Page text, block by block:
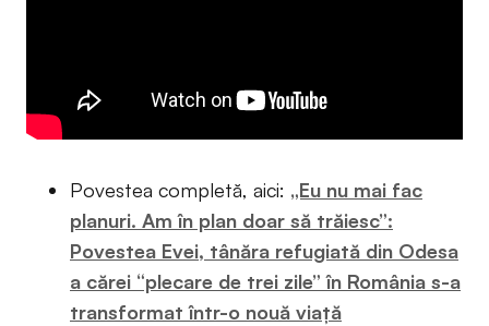
Povestea completă, aici: „Eu nu mai fac
planuri. Am în plan doar să trăiesc”:
Povestea Evei, tânăra refugiată din Odesa
a cărei “plecare de trei zile” în România s-a
transformat într-o nouă viață